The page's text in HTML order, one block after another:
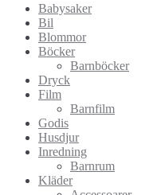
Babysaker
Bil
Blommor
Böcker
Barnböcker
Dryck
Film
Barnfilm
Godis
Husdjur
Inredning
Barnrum
Kläder